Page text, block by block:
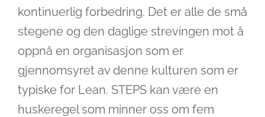
kontinuerlig forbedring. Det er alle de små
stegene og den daglige strevingen mot å
oppnå en organisasjon som er
gjennomsyret av denne kulturen som er
typiske for Lean. STEPS kan være en
huskeregel som minner oss om fem